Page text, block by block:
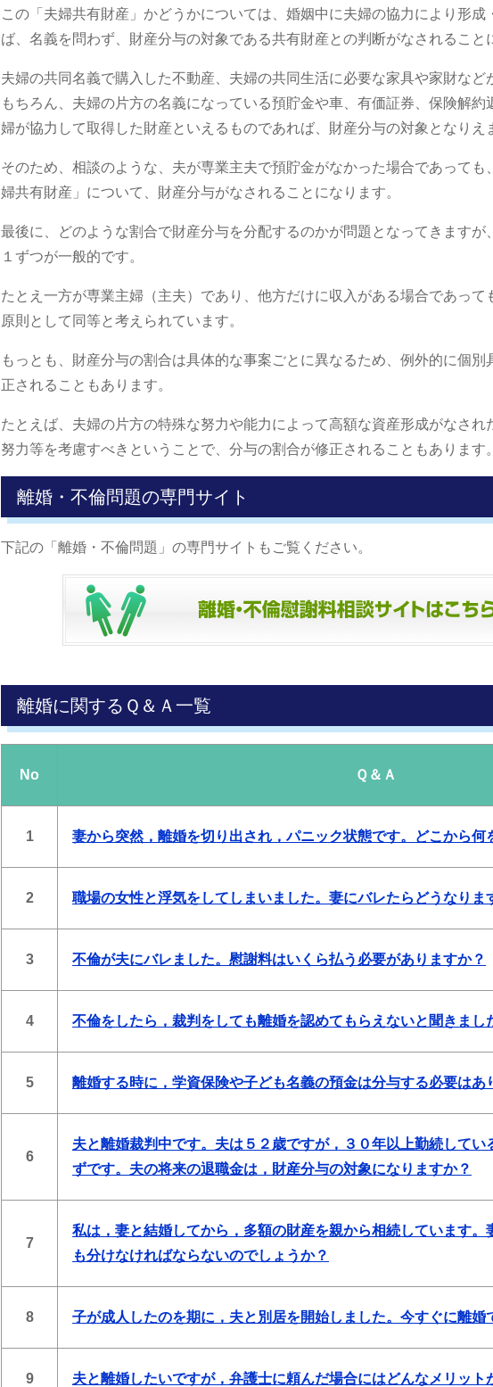
この「夫婦共有財産」かどうかについては、婚姻中に夫婦の協力により形
ば、名義を問わず、財産分与の対象である共有財産との判断がなされること
夫婦の共同名義で購入した不動産、夫婦の共同生活に必要な家具や家財など
もちろん、夫婦の片方の名義になっている預貯金や車、有価証券、保険解
婦が協力して取得した財産といえるものであれば、財産分与の対象となりえ
そのため、相談のような、夫が専業主夫で預貯金がなかった場合であっても
婦共有財産」について、財産分与がなされることになります。
最後に、どのような割合で財産分与を分配するのかが問題となってきますが
１ずつが一般的です。
たとえ一方が専業主婦（主夫）であり、他方だけに収入がある場合であって
原則として同等と考えられています。
もっとも、財産分与の割合は具体的な事案ごとに異なるため、例外的に個
正されることもあります。
たとえば、夫婦の片方の特殊な努力や能力によって高額な資産形成がなされ
努力等を考慮すべきということで、分与の割合が修正されることもあります。
離婚・不倫問題の専門サイト
下記の「離婚・不倫問題」の専門サイトもご覧ください。
離婚に関するＱ＆Ａ一覧
No Ｑ＆Ａ
1 妻から突然，離婚を切り出され，パニック状態です。どこから何
2 職場の女性と浮気をしてしまいました。妻にバレたらどうなりま
3 不倫が夫にバレました。慰謝料はいくら払う必要がありますか？
4 不倫をしたら，裁判をしても離婚を認めてもらえないと聞きまし
5 離婚する時に，学資保険や子ども名義の預金は分与する必要はあ
6
夫と離婚裁判中です。夫は５２歳ですが，３０年以上勤続してい
ずです。夫の将来の退職金は，財産分与の対象になりますか？
7
私は，妻と結婚してから，多額の財産を親から相続しています。
も分けなければならないのでしょうか？
8 子が成人したのを期に，夫と別居を開始しました。今すぐに離婚
9 夫と離婚したいですが，弁護士に頼んだ場合にはどんなメリット